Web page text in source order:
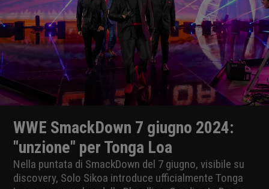
WWE SmackDown 7 giugno 2024:
"unzione" per Tonga Loa
Nella puntata di SmackDown del 7 giugno, visibile su
discovery, Solo Sikoa introduce ufficialmente Tonga